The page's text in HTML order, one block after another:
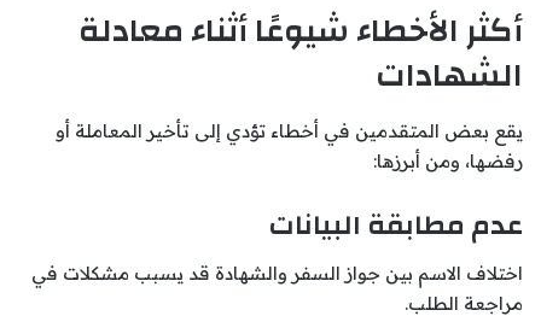
أكثر الأخطاء شيوعًا أثناء معادلة
الشهادات
يقع بعض المتقدمين في أخطاء تؤدي إلى تأخير المعاملة أو
رفضها، ومن أبرزها:
عدم مطابقة البيانات
اختلاف الاسم بين جواز السفر والشهادة قد يسبب مشكلات في
مراجعة الطلب.